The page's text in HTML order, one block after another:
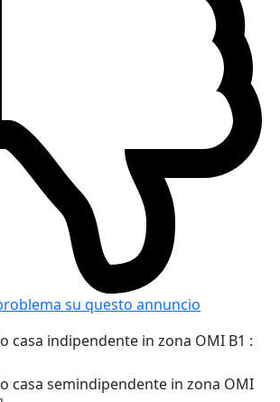
su questo annuncio
casa indipendente in zona OMI B1 :
casa semindipendente in zona OMI